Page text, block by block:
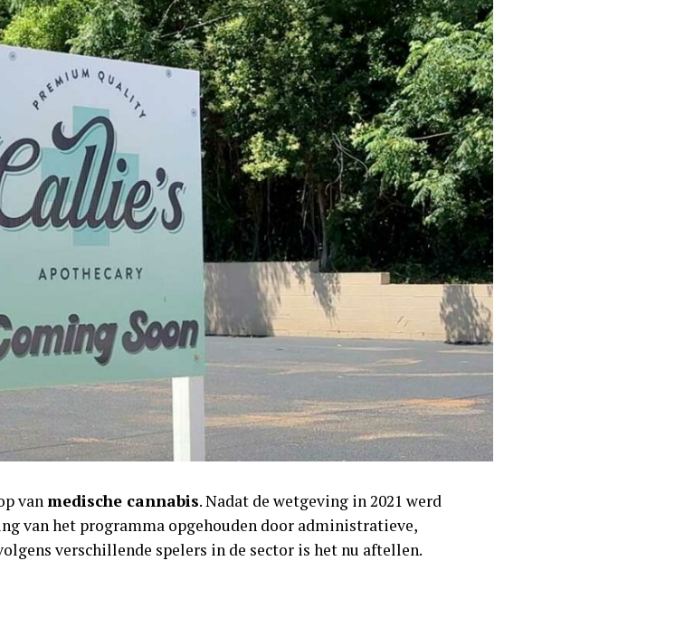
vanmedische cannabis. Nadat de wetgeving in 2021 werd
van het programma opgehouden door administratieve,
verschillende spelers in de sector is het nu aftellen.